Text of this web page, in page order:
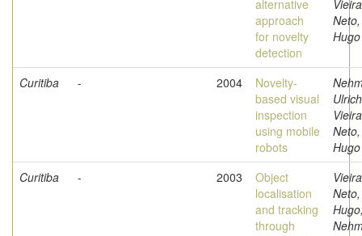
alternative
approach
for novelty
detection
Vieira
Neto,
Hugo
Curitiba - 2004
Novelty-
based visual
inspection
using mobile
robots
Vieira
Neto,
Hugo
Curitiba
- 2003
Object
localisation
and tracking
through
Vieira
Neto,